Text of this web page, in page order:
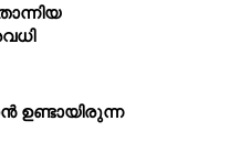
ഉണ്ടായിരുന്ന